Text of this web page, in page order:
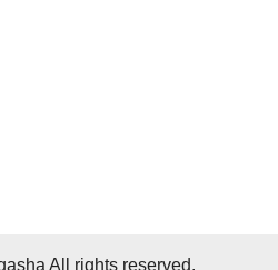
All rights reserved.